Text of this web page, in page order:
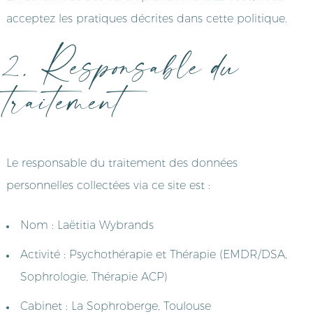
acceptez les pratiques décrites dans cette politique.
2. Responsable du
traitement
Le responsable du traitement des données
personnelles collectées via ce site est :
Nom : Laëtitia Wybrands
Activité : Psychothérapie et Thérapie (EMDR/DSA,
Sophrologie, Thérapie ACP)
Cabinet : La Sophroberge, Toulouse